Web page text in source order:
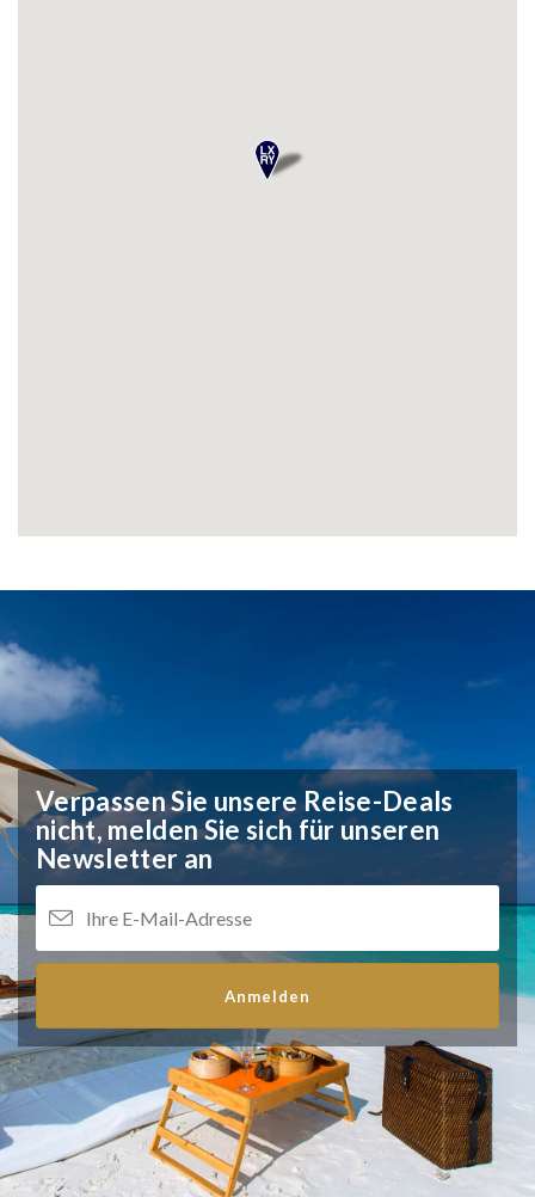
Verpassen Sie unsere Reise-Deals
nicht, melden Sie sich für unseren
Newsletter an
Anmelden